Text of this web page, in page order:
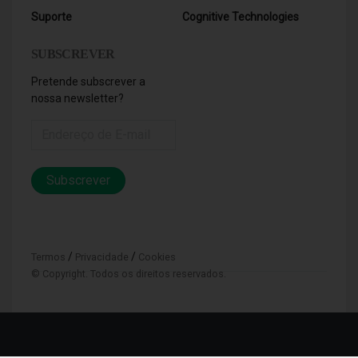
Suporte
Cognitive Technologies
SUBSCREVER
Pretende subscrever a
nossa newsletter?
Subscrever
Termos / Privacidade / Cookies
© Copyright. Todos os direitos reservados.